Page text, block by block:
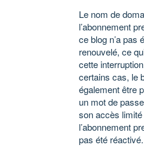
Le nom de
l’abonnement
ce blog n’a pas
renouvelé, ce
cette
certains cas, le
également être
un mot de
son accès
l’abonnement
pas été réactivé.